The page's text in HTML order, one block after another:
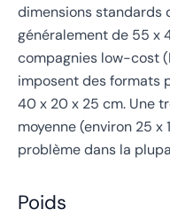
dimensions standards
généralement de 55 x
compagnies low-cost
imposent des formats
40 x 20 x 25 cm. Une
moyenne (environ 25 x
problème dans la
Poids